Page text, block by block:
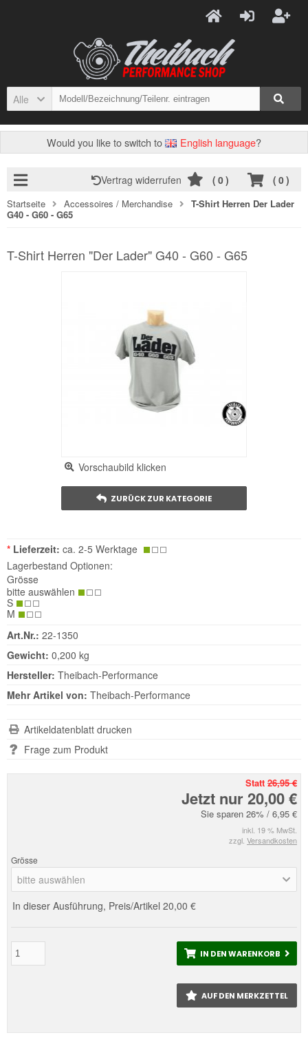
Alle
Would you like to switch to English language?
( 0)
Vertrag widerrufen ( 0)
Startseite Accessoires / Merchandise
T-Shirt Herren Der Lader
G40 - G60 - G65
T-Shirt Herren "Der Lader" G40 - G60 - G65
Vorschaubild klicken
ZURÜCK ZUR KATEGORIE
Statt 26,95 €
Jetzt nur 20,00 €
Sie sparen 26% / 6,95 €
inkl. 19 % MwSt.
zzgl. Versandkosten
Grösse
bitte auswählen
In dieser Ausführung, Preis/Artikel 20,00 €
IN DEN WARENKORB
AUF DEN MERKZETTEL
* Lieferzeit: ca. 2-5 Werktage
Lagerbestand Optionen:
Grösse
bitte auswählen
S
M
Art.Nr.: 22-1350
Gewicht: 0,200 kg
Hersteller: Theibach-Performance
Mehr Artikel von: Theibach-Performance
Artikeldatenblatt drucken
Frage zum Produkt